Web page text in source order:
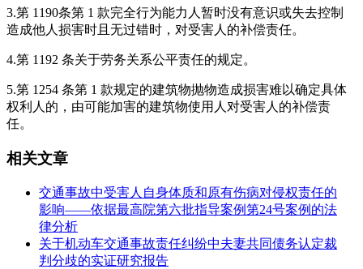
3.第 1190条第 1 款完全行为能力人暂时没有意识或失去控制
造成他人损害时且无过错时，对受害人的补偿责任。
4.第 1192 条关于劳务关系公平责任的规定。
5.第 1254 条第 1 款规定的建筑物抛物造成损害难以确定具体
权利人的，由可能加害的建筑物使用人对受害人的补偿责
任。
相关文章
交通事故中受害人自身体质和原有伤病对侵权责任的
影响——依据最高院第六批指导案例第24号案例的法
律分析
关于机动车交通事故责任纠纷中夫妻共同债务认定裁
判分歧的实证研究报告